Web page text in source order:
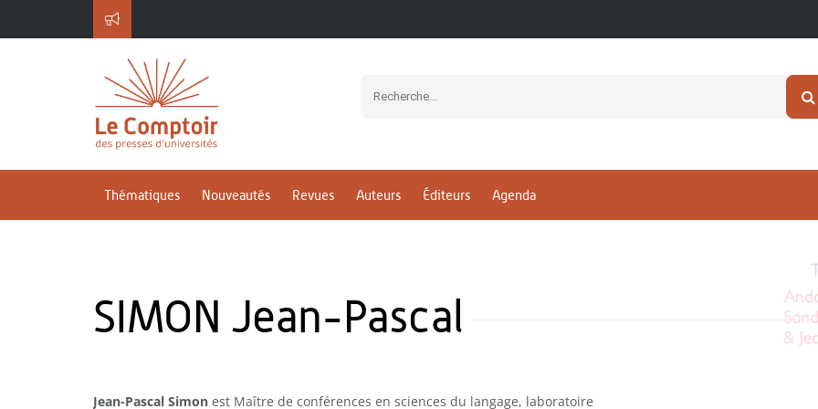
Thématiques Nouveautés Revues Auteurs Éditeurs Agenda
SIMON Jean-Pascal
Jean-Pascal Simon est Maître de conférences en sciences du langage, laboratoire